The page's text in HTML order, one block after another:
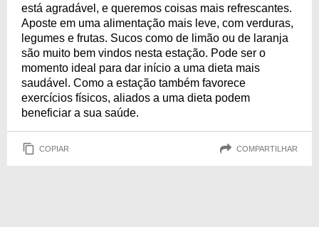
está agradável, e queremos coisas mais refrescantes.
Aposte em uma alimentação mais leve, com verduras,
legumes e frutas. Sucos como de limão ou de laranja
são muito bem vindos nesta estação. Pode ser o
momento ideal para dar início a uma dieta mais
saudável. Como a estação também favorece
exercícios físicos, aliados a uma dieta podem
beneficiar a sua saúde.
COPIAR COMPARTILHAR